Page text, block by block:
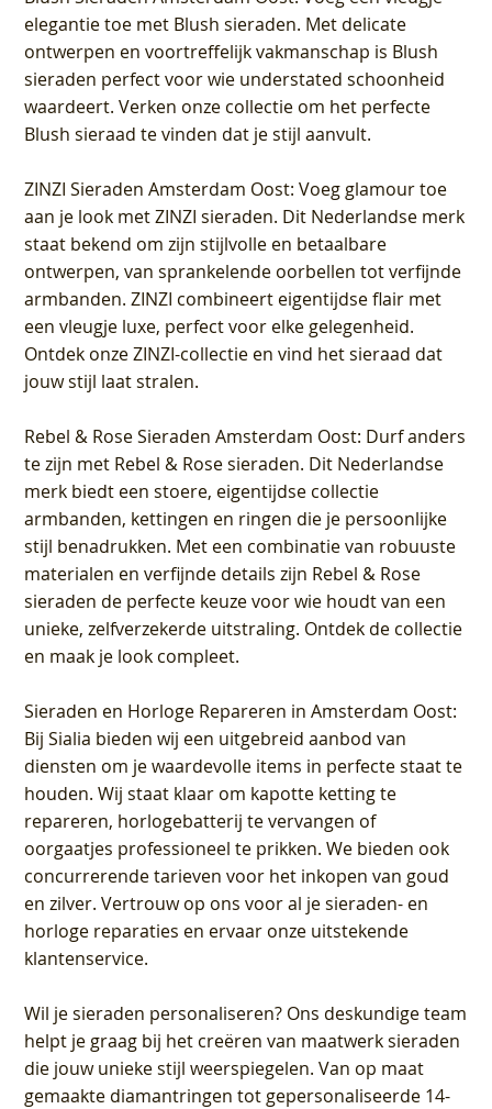
elegantie toe met Blush sieraden. Met delicate
ontwerpen en voortreffelijk vakmanschap is Blush
sieraden perfect voor wie understated schoonheid
waardeert. Verken onze collectie om het perfecte
Blush sieraad te vinden dat je stijl aanvult.
ZINZI Sieraden Amsterdam Oost: Voeg glamour toe
aan je look met ZINZI sieraden. Dit Nederlandse merk
staat bekend om zijn stijlvolle en betaalbare
ontwerpen, van sprankelende oorbellen tot verfijnde
armbanden. ZINZI combineert eigentijdse flair met
een vleugje luxe, perfect voor elke gelegenheid.
Ontdek onze ZINZI-collectie en vind het sieraad dat
jouw stijl laat stralen.
Rebel & Rose Sieraden Amsterdam Oost: Durf anders
te zijn met Rebel & Rose sieraden. Dit Nederlandse
merk biedt een stoere, eigentijdse collectie
armbanden, kettingen en ringen die je persoonlijke
stijl benadrukken. Met een combinatie van robuuste
materialen en verfijnde details zijn Rebel & Rose
sieraden de perfecte keuze voor wie houdt van een
unieke, zelfverzekerde uitstraling. Ontdek de collectie
en maak je look compleet.
Sieraden en Horloge Repareren in Amsterdam Oost:
Bij Sialia bieden wij een uitgebreid aanbod van
diensten om je waardevolle items in perfecte staat te
houden. Wij staat klaar om kapotte ketting te
repareren, horlogebatterij te vervangen of
oorgaatjes professioneel te prikken. We bieden ook
concurrerende tarieven voor het inkopen van goud
en zilver. Vertrouw op ons voor al je sieraden- en
horloge reparaties en ervaar onze uitstekende
klantenservice.
Wil je sieraden personaliseren? Ons deskundige team
helpt je graag bij het creëren van maatwerk sieraden
die jouw unieke stijl weerspiegelen. Van op maat
gemaakte diamantringen tot gepersonaliseerde 14-